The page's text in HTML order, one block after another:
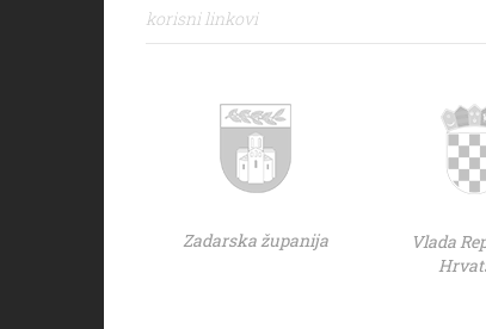
korisni linkovi
Zadarska županija
Vlada